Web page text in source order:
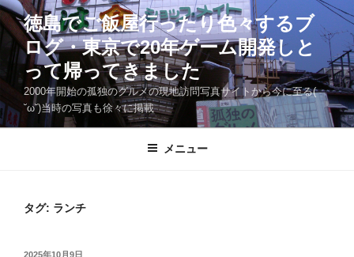
コ
ン
テ
ツ
へ
ス
徳島でご飯屋行ったり色々するブ
ログ・東京で20年ゲーム開発しと
って帰ってきました
2000年開始の孤独のグルメの現地訪問写真サイトから今に至る(
˘ω˘)当時の写真も徐々に掲載
メニュー
タグ: ランチ
投
2025年10月9日